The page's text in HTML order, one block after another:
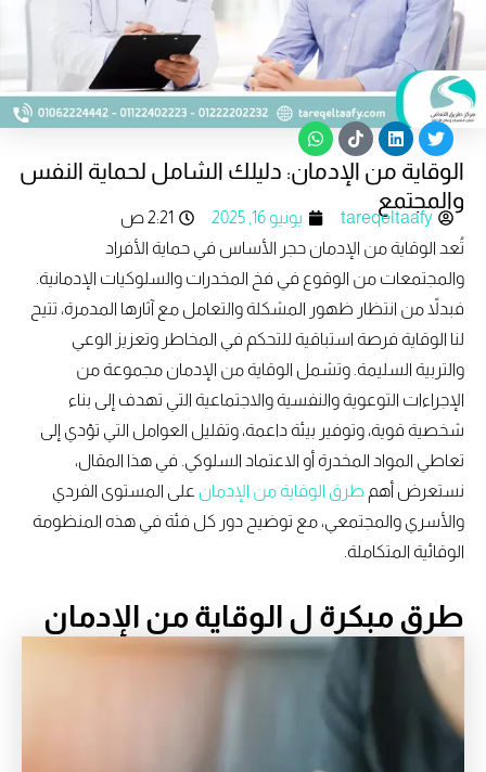
T
w
i
t
t
e
L
i
n
e
d
i
n
T
i
k
t
k
W
h
a
a
p
p
الوقاية من الإدمان: دليلك الشامل لحماية النفس
والمجتمع
tareqeltaafy يونيو 16, 2025
2:21 ص
تُعد الوقاية من الإدمان حجر الأساس في حماية الأفراد
والمجتمعات من الوقوع في فخ المخدرات والسلوكيات الإدمانية.
فبدلاً من انتظار ظهور المشكلة والتعامل مع آثارها المدمرة، تتيح
لنا الوقاية فرصة استباقية للتحكم في المخاطر وتعزيز الوعي
والتربية السليمة. وتشمل الوقاية من الإدمان مجموعة من
الإجراءات التوعوية والنفسية والاجتماعية التي تهدف إلى بناء
شخصية قوية، وتوفير بيئة داعمة، وتقليل العوامل التي تؤدي إلى
تعاطي المواد المخدرة أو الاعتماد السلوكي. في هذا المقال،
نستعرض أهمطرق الوقاية من الإدمانعلى المستوى الفردي
والأسري والمجتمعي، مع توضيح دور كل فئة في هذه المنظومة
الوقائية المتكاملة.
طرق مبكرة ل الوقاية من الإدمان